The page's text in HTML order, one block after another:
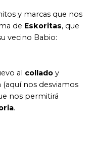
y marcas que nos
de Eskoritas, que
vecino Babio:
al collado y
(aquí nos desviamos
nos permitirá
.